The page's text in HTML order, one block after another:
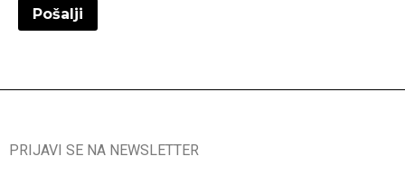
PRIJAVI SE NA NEWSLETTER